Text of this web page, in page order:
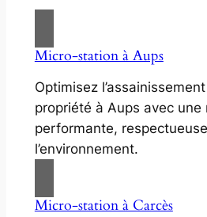
Micro-station à Aups
Optimisez
propriété à Aups avec
performante,
l’environnement.
Micro-station à Carcès